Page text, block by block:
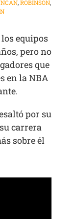
,ROBINSON,
equipos
pero no
que
en la NBA
por su
carrera
sobre él